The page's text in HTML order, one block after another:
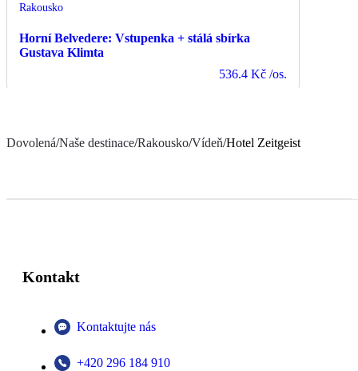
Rakousko
Horní Belvedere: Vstupenka + stálá sbírka
Gustava Klimta
536.4 Kč /os.
Dovolená/Naše destinace/Rakousko/Vídeň/Hotel Zeitgeist
Kontakt
Kontaktujte nás
+420 296 184 910